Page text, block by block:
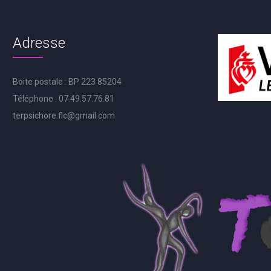
Adresse
Boite postale : BP 223 85204
Téléphone : 07.49.57.76.81
terpsichore.flc@gmail.com